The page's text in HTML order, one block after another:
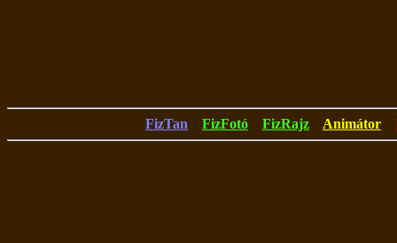
FizTan FizFotó FizRajz Animátor